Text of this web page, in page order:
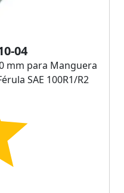
04
mm para Manguera
SAE 100R1/R2